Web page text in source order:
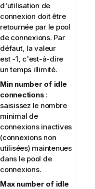
d'utilisation de
connexion doit être
retournée par le pool
de connexions. Par
défaut, la valeur
est -1, c'est-à-dire
un temps illimité.
Min number of idle
connections :
saisissez le nombre
minimal de
connexions inactives
(connexions non
utilisées) maintenues
dans le pool de
connexions.
Max number of idle